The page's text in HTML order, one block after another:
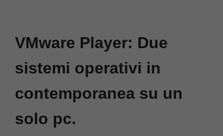
VMware Player: Due
sistemi operativi in
contemporanea su un
solo pc.